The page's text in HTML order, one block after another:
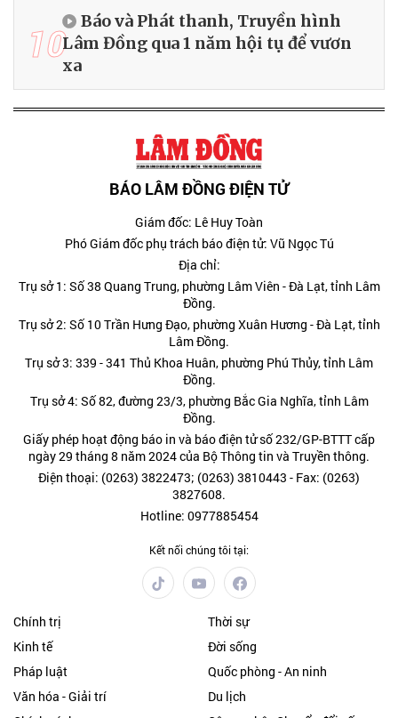
10
Báo và Phát thanh, Truyền hình
Lâm Đồng qua 1 năm hội tụ để vươn
xa
BÁO LÂM ĐỒNG ĐIỆN TỬ
Giám đốc: Lê Huy Toàn
Phó Giám đốc phụ trách báo điện tử: Vũ Ngọc Tú
Địa chỉ:
Trụ sở 1: Số 38 Quang Trung, phường Lâm Viên - Đà Lạt, tỉnh Lâm
Đồng.
Trụ sở 2: Số 10 Trần Hưng Đạo, phường Xuân Hương - Đà Lạt, tỉnh
Lâm Đồng.
Trụ sở 3: 339 - 341 Thủ Khoa Huân, phường Phú Thủy, tỉnh Lâm
Đồng.
Trụ sở 4: Số 82, đường 23/3, phường Bắc Gia Nghĩa, tỉnh Lâm
Đồng.
Giấy phép hoạt động báo in và báo điện tử số 232/GP-BTTT cấp
ngày 29 tháng 8 năm 2024 của Bộ Thông tin và Truyền thông.
Điện thoại: (0263) 3822473; (0263) 3810443 - Fax: (0263)
3827608.
Hotline: 0977885454
Kết nối chúng tôi tại:
Chính trị
Thời sự
Kinh tế
Đời sống
Pháp luật
Quốc phòng - An ninh
Văn hóa - Giải trí
Du lịch